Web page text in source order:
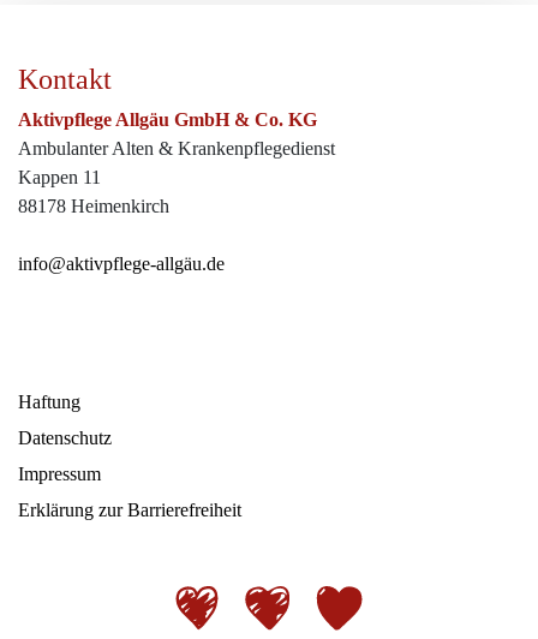
Kontakt
Aktivpflege Allgäu GmbH & Co. KG
Ambulanter Alten & Krankenpflegedienst
Kappen 11
88178 Heimenkirch
info@aktivpflege-allgäu.de
Haftung
Datenschutz
Impressum
Erklärung zur Barrierefreiheit